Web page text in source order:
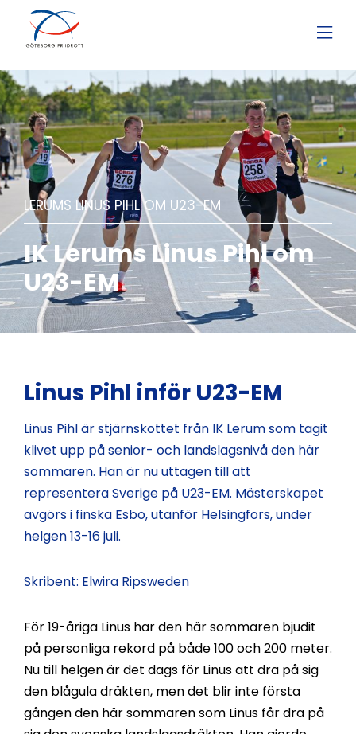
LERUMS LINUS PIHL OM U23-EM
IK Lerums Linus Pihl om
U23-EM
Linus Pihl inför U23-EM
Linus Pihl är stjärnskottet från IK Lerum som tagit
klivet upp på senior- och landslagsnivå den här
sommaren. Han är nu uttagen till att
representera Sverige på U23-EM. Mästerskapet
avgörs i finska Esbo, utanför Helsingfors, under
helgen 13-16 juli.
Skribent: Elwira Ripsweden
För 19-åriga Linus har den här sommaren bjudit
på personliga rekord på både 100 och 200 meter.
Nu till helgen är det dags för Linus att dra på sig
den blågula dräkten, men det blir inte första
gången den här sommaren som Linus får dra på